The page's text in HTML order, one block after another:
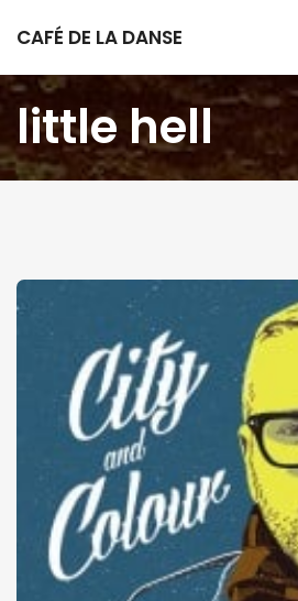
CAFÉ DE LA DANSE
little hell